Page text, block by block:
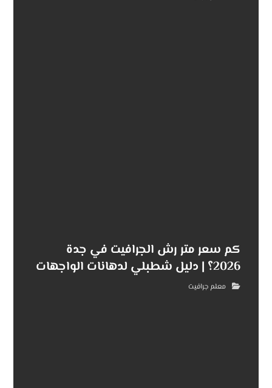
كم سعر متر رش الجرافيت في جدة
2026؟ | دليل شطبلي لدهانات الواجهات
معلم جرافيت